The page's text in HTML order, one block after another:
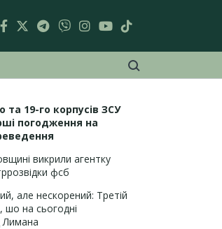
та 19-го корпусів ЗСУ
погодження на
викрили агентку
фсб
але нескорений: Третій
шо на сьогодні
Лимана